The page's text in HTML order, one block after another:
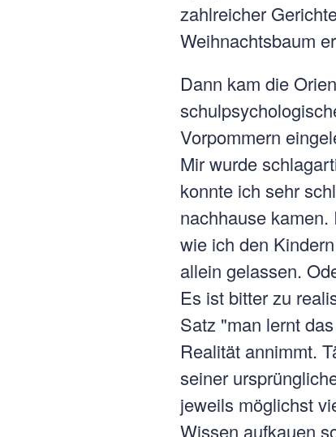
zahlreicher
Weihnachtsbaum
Dann kam die
Vorpommern
Mir wurde
konnte ich sehr
nachhause
wie ich den
allein gelassen.
Es ist bitter zu
Satz "man lernt
Realität annimmt.
seiner
jeweils möglichst
Wissen aufkauen